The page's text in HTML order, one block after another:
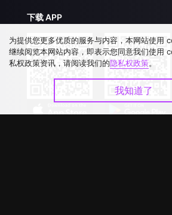
下载 APP
为提供您更多优质的服务与内容，本网站使用
继续阅览本网站内容，即表示您同意我们使用
私权政策资讯，请阅读我们的隐私权政策。
我知道了